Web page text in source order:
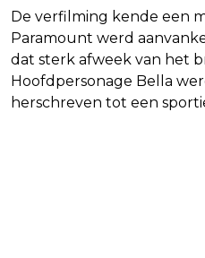
De verfilming kende een
Paramount werd
dat sterk afweek van het
Hoofdpersonage Bella
herschreven tot een